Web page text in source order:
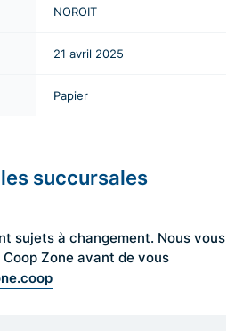
NOROIT
21 avril 2025
Papier
succursales
sujets à changement. Nous vous
Zone avant de vous